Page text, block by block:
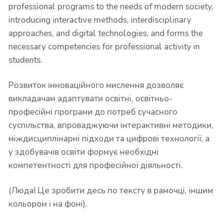
professional programs to the needs of modern society,
introducing interactive methods, interdisciplinary
approaches, and digital technologies, and forms the
necessary competencies for professional activity in
students.
Розвиток інноваційного мислення дозволяє
викладачам адаптувати освітні, освітньо-
професійні програми до потреб сучасного
суспільства, впроваджуючи інтерактивні методики,
міждисциплінарні підходи та цифрові технології, а
у здобувачів освіти формує необхідні
компетентності для професійної діяльності.
(Люда! Це зробити десь по тексту в рамочці, іншим
кольором і на фоні).